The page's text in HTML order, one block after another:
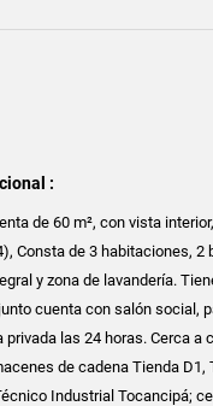
:
de 60 m², con vista
Consta de 3 habitaciones, 2
y zona de lavandería.
cuenta con salón social,
privada las 24 horas. Cerca a
de cadena Tienda D1,
Industrial Tocancipá;